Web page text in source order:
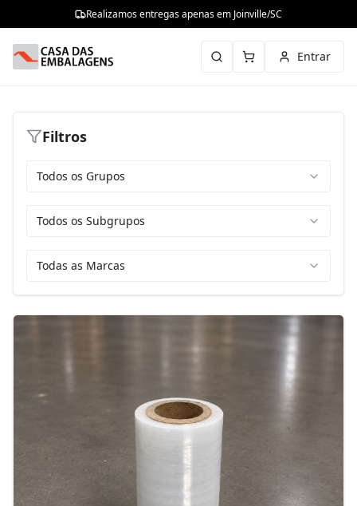
Realizamos entregas apenas em Joinville/SC
Entrar
Filtros
Todos os Grupos
Todos os Subgrupos
Todas as Marcas